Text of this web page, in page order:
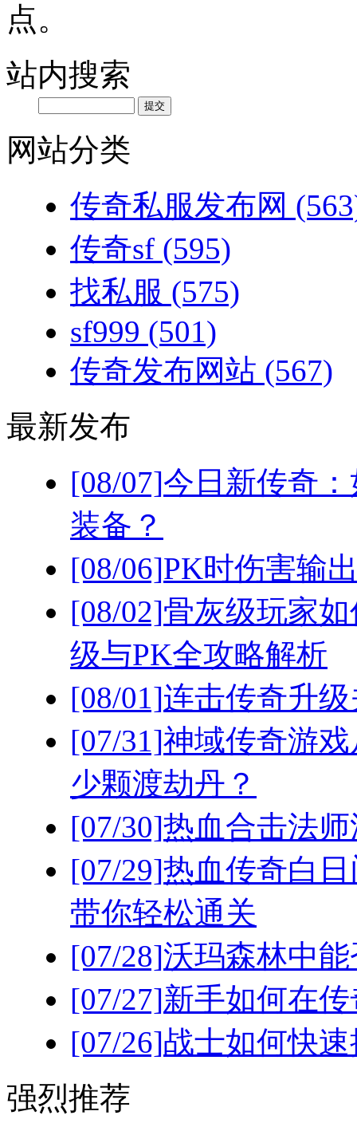
点。
站内搜索
网站分类
传奇私服发布网
传奇sf (595)
找私服 (575)
sf999 (501)
传奇发布网站 (567)
最新发布
[08/07]今日新传奇
装备？
[08/06]PK时伤害输
[08/02]骨灰级玩家
级与PK全攻略解析
[08/01]连击传奇升
[07/31]神域传奇游
少颗渡劫丹？
[07/30]热血合击法
[07/29]热血传奇白
带你轻松通关
[07/28]沃玛森林中
[07/27]新手如何在
[07/26]战士如何快
强烈推荐